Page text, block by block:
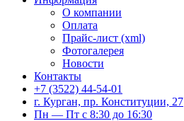
О компании
Оплата
Прайс-лист (xml)
Фотогалерея
Новости
Контакты
+7 (3522) 44-54-01
г. Курган, пр. Конституции, 27
Пн — Пт с 8:30 до 16:30